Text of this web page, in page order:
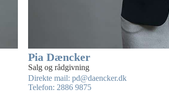
Pia Dæncker
Salg og rådgivning
Direkte mail: pd@daencker.dk
Telefon: 2886 9875